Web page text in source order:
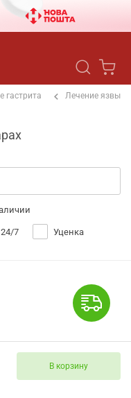
гастрита Лечение язвы
7 Уценка
В корзину